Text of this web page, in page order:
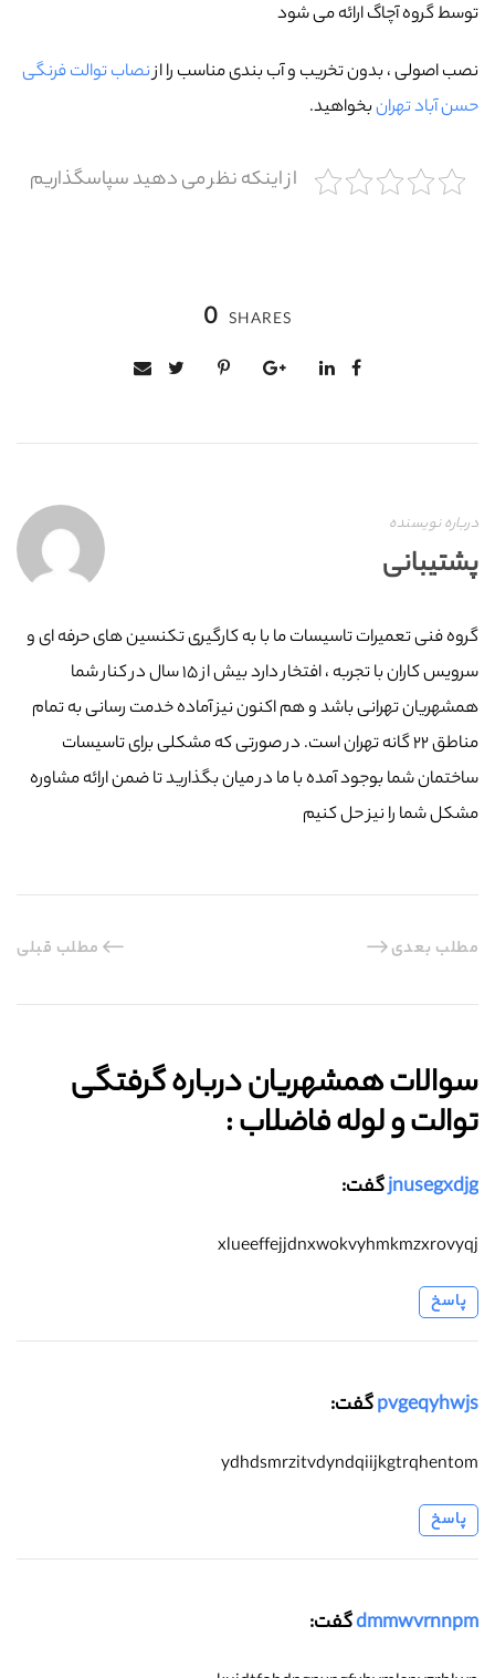
توسط گروه آچاگ ارائه می شود
نصب اصولی ، بدون تخریب و آب بندی مناسب را ازنصاب توالت فرنگی
حسن آباد تهرانبخواهید.
از اینکه نظر می دهید سپاسگذاریم
0 SHARES
درباره نویسنده
پشتیبانی
گروه فنی تعمیرات تاسیسات ما با به‌ کارگیری تکنسین های حرفه ای و
سرویس کاران با تجربه ، افتخار دارد بیش از ۱۵ سال در کنار شما
همشهریان تهرانی باشد و هم اکنون نیز آماده خدمت رسانی به تمام
مناطق ۲۲ گانه تهران است. در صورتی که مشکلی برای تاسیسات
ساختمان شما بوجود آمده با ما در میان بگذارید تا ضمن ارائه مشاوره
مشکل شما را نیز حل کنیم
مطلب قبلی مطلب بعدی
سوالات همشهریان درباره گرفتگی
توالت و لوله فاضلاب :‌
jnusegxdjgگفت:
xlueeffejjdnxwokvyhmkmzxrovyqj
پاسخ
pvgeqyhwjsگفت:
ydhdsmrzitvdyndqiijkgtrqhentom
پاسخ
dmmwvrnnpmگفت: